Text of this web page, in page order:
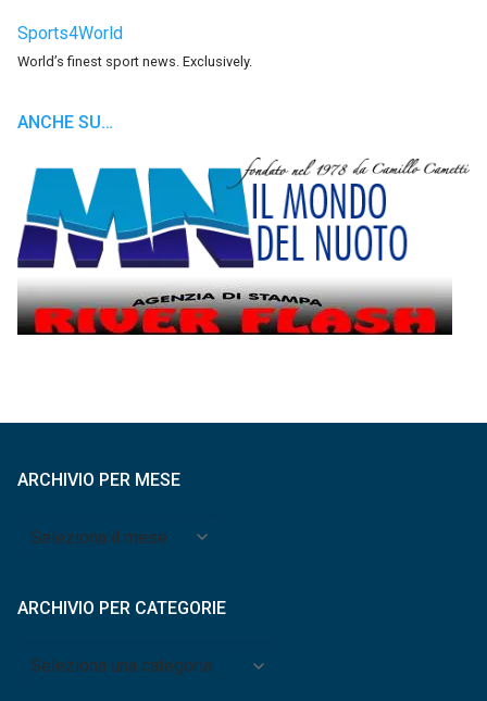
Sports4World
World’s finest sport news. Exclusively.
ANCHE SU…
ARCHIVIO PER MESE
Archivio
ARCHIVIO PER CATEGORIE
Archivio